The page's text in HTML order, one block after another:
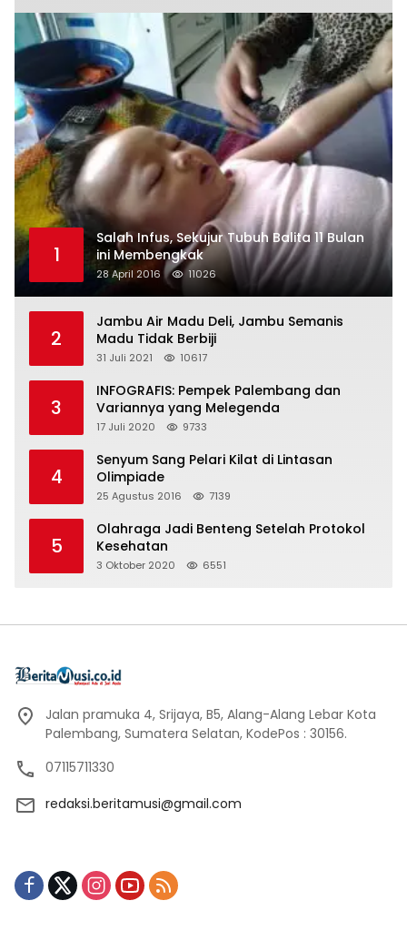
1
Salah Infus, Sekujur Tubuh Balita 11 Bulan
ini Membengkak
28 April 2016 11026
2
Jambu Air Madu Deli, Jambu Semanis
Madu Tidak Berbiji
31 Juli 2021 10617
3
INFOGRAFIS: Pempek Palembang dan
Variannya yang Melegenda
17 Juli 2020 9733
4
Senyum Sang Pelari Kilat di Lintasan
Olimpiade
25 Agustus 2016 7139
5
Olahraga Jadi Benteng Setelah Protokol
Kesehatan
3 Oktober 2020 6551
Jalan pramuka 4, Srijaya, B5, Alang-Alang Lebar Kota
Palembang, Sumatera Selatan, KodePos : 30156.
07115711330
redaksi.beritamusi@gmail.com